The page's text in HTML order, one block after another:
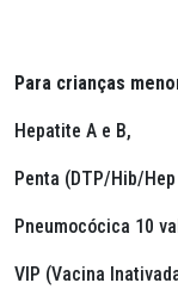
Para crianças
Hepatite A e B,
Penta (DTP/Hib/Hep
Pneumocócica 10
VIP (Vacina